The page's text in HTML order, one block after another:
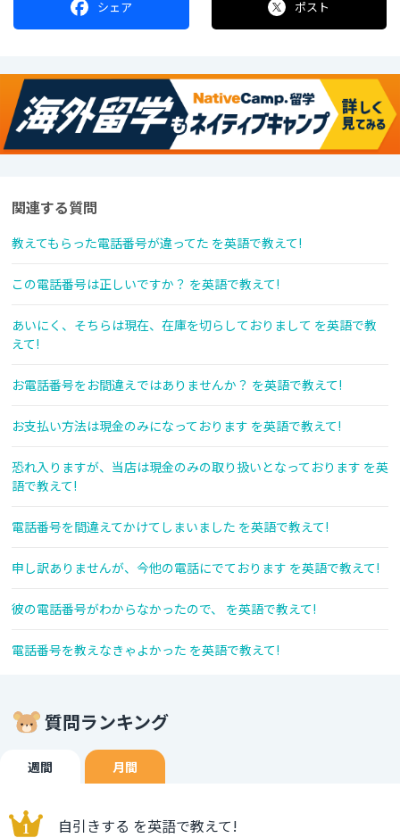
シェア ポスト
関連する質問
教えてもらった電話番号が違ってた を英語で教えて!
この電話番号は正しいですか？ を英語で教えて!
あいにく、そちらは現在、在庫を切らしておりまして を英語で教
えて!
お電話番号をお間違えではありませんか？ を英語で教えて!
お支払い方法は現金のみになっております を英語で教えて!
恐れ入りますが、当店は現金のみの取り扱いとなっております を英
語で教えて!
電話番号を間違えてかけてしまいました を英語で教えて!
申し訳ありませんが、今他の電話にでております を英語で教えて!
彼の電話番号がわからなかったので、 を英語で教えて!
電話番号を教えなきゃよかった を英語で教えて!
質問ランキング
週間 月間
自引きする を英語で教えて!